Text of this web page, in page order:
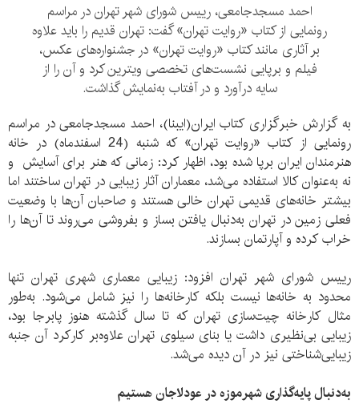
احمد مسجدجامعی، رییس شورای شهر تهران در مراسم
رونمایی از کتاب «روایت تهران» گفت: تهران قدیم را باید علاوه
‌بر آثاری مانند کتاب «روایت تهران» در جشنواره‌های عکس،
فیلم و برپایی نشست‌های تخصصی ویترین کرد و آن را از
سایه درآورد و در آفتاب به‌نمایش گذاشت.
به گزارش خبرگزاری کتاب ایران(ایبنا)، احمد مسجدجامعی در مراسم
رونمایی از کتاب «روایت تهران» که شنبه (24 اسفندماه) در خانه
هنرمندان ایران برپا شده بود، اظهار کرد: زمانی که هنر برای آسایش و
نه به‌عنوان کالا استفاده می‌شد، معماران آثار زیبایی‌ در تهران ساختند اما
بیشتر خانه‌های قدیمی تهران خالی هستند و صاحبان آن‌ها با وضعیت
فعلی زمین در تهران به‌دنبال یافتن بساز و بفروشی می‌روند تا آن‌ها را
خراب کرده و آپارتمان بسازند.
رییس شورای شهر تهران افزود: زیبایی معماری شهری تهران تنها
محدود به خانه‌ها نیست بلکه کارخانه‌ها را نیز شامل می‌شود. به‌طور
مثال کارخانه چیت‌سازی تهران که تا سال گذشته هنوز پابرجا بود،
زیبایی ‌بی‌نظیری داشت یا بنای سیلوی تهران علاوه‌بر کارکرد آن جنبه
زیبایی‌شناختی نیز در آن دیده می‌شد.
به‌دنبال پایه‌گذاری شهرموزه در عودلاجان هستیم